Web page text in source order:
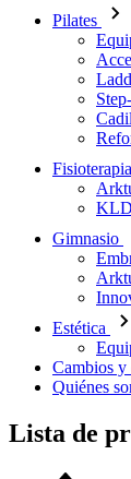
Pilates
Fisioterapia
KLD
Gimnasio
Estética
Cambios y
Quiénes
Lista de